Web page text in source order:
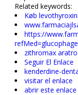
Related keywords:
Køb
https://
zithromax
Seguir El Enlace
kenderdine-
visitar el enlace
abrir este enlace